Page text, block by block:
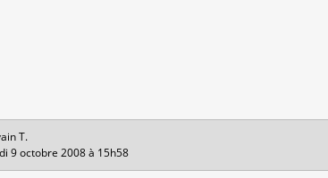
T.
9 octobre 2008 à 15h58